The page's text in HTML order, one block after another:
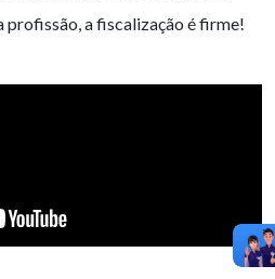
a fiscalização é firme!